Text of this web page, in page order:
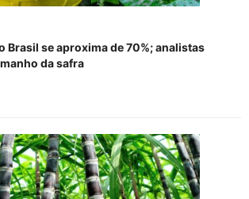
Brasil se aproxima de 70%; analistas
da safra